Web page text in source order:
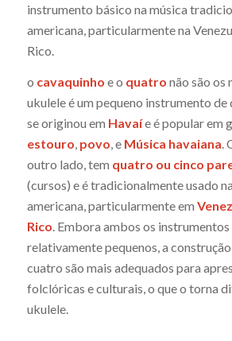
instrumento básico na música
americana, particularmente na
Rico.
o cavaquinho e o quatro não são os
ukulele é um pequeno instrumento
se originou em Havaíe é popular em
estouro, povo, e Música havaiana.
outro lado, tem quatro ou cinco
(cursos) e é tradicionalmente usado
americana, particularmente em
Rico. Embora ambos os instrumentos
relativamente pequenos, a
cuatro são mais adequados para
folclóricas e culturais, o que o torna
ukulele.